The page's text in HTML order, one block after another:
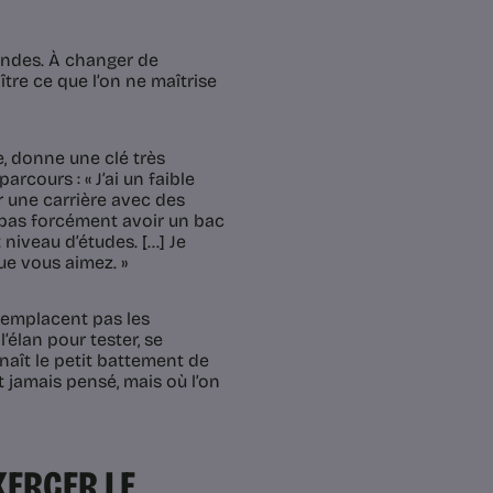
À changer de
ce que l’on ne maîtrise
donne une clé très
: « J’ai un faible
une carrière avec des
forcément avoir un bac
d’études. [...] Je
vous aimez. »
pas les
pour tester, se
le petit battement de
pensé, mais où l’on